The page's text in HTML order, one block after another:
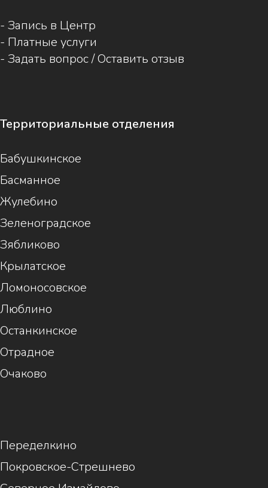
- Запись в Центр
- Платные услуги
- Задать вопрос / Оставить отзыв
Территориальные отделения
Бабушкинское
Басманное
Жулебино
Зеленоградское
Зябликово
Крылатское
Ломоносовское
Люблино
Останкинское
Отрадное
Очаково
Переделкино
Покровское-Стрешнево